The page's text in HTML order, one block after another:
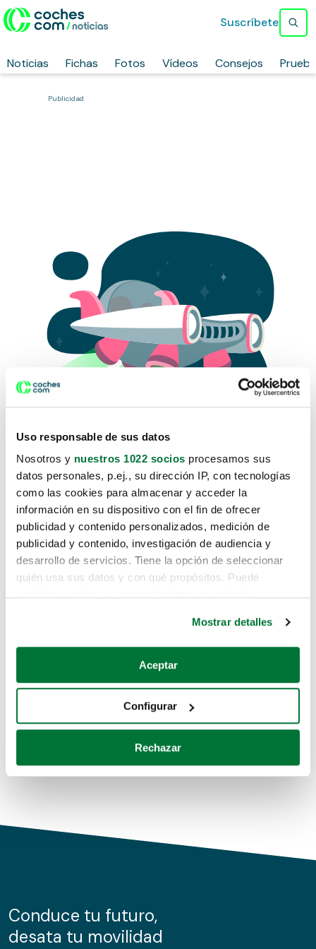
Uso responsable de sus datos
Nosotros y nuestros 1022 socios procesamos sus
datos personales, p.ej., su dirección IP, con tecnologías
como las cookies para almacenar y acceder la
información en su dispositivo con el fin de ofrecer
publicidad y contenido personalizados, medición de
publicidad y contenido, investigación de audiencia y
desarrollo de servicios. Tiene la opción de seleccionar
quién usa sus datos y con qué propósitos. Puede
Si lo permite, también quisiéramos:
Recopilar información sobre su ubicación geográfica
Identificar su dispositivo analizándolo activamente
para buscar características específicas (huellas
Obtenga más información sobre cómo se procesan sus
de cookies.
información sobre el uso que haga del sitio web con
nuestros partners de redes sociales, publicidad y análisis
Mostrar detalles
Aceptar
Configurar
Rechazar
Noticias Fichas Fotos Vídeos Consejos
Suscríbete
Publicidad
Lo sentimos, no sabemos como
te hemos traido hasta aquí.
Pero puedes encontrar el coche que estás
buscando en alguno de estos enlaces:
Coches de segunda mano
Coches de km0
Conduce tu futuro,
desata tu movilidad